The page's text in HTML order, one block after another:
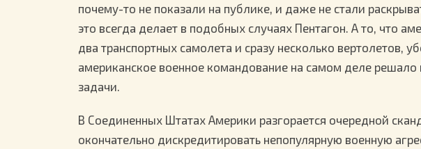
почему-то не показали на публике, и даже не стали
это всегда делает в подобных случаях Пентагон. А то, что
два транспортных самолета и сразу несколько вертолетов,
американское военное командование на самом деле
задачи.
В Соединенных Штатах Америки разгорается очередной
окончательно дискредитировать непопулярную военную